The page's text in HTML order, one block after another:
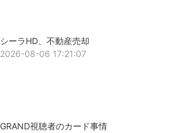
シーラHD、不動産売却
2026-08-06 17:21:07
GRAND視聴者のカード事情